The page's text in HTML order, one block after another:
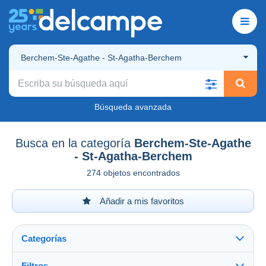
Berchem-Ste-Agathe - St-Agatha-Berchem
Búsqueda avanzada
Busca en la categoría Berchem-Ste-Agathe
- St-Agatha-Berchem
274 objetos encontrados
Añadir a mis favoritos
Categorías